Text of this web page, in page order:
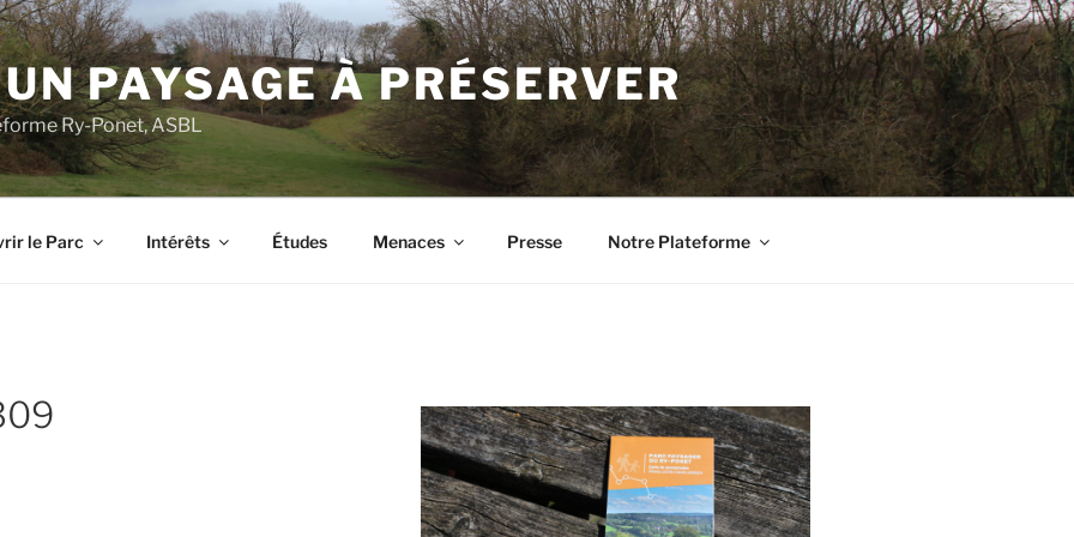
PAYSAGE À PRÉSERVER
Ry-Ponet, ASBL
le Parc Intérêts Études Menaces Presse Notre Plateforme